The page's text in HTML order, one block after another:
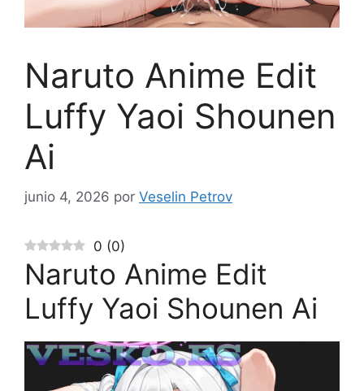
Naruto Anime Edit
Luffy Yaoi Shounen
Ai
junio 4, 2026 por Veselin Petrov
0 (0)
Naruto Anime Edit
Luffy Yaoi Shounen Ai